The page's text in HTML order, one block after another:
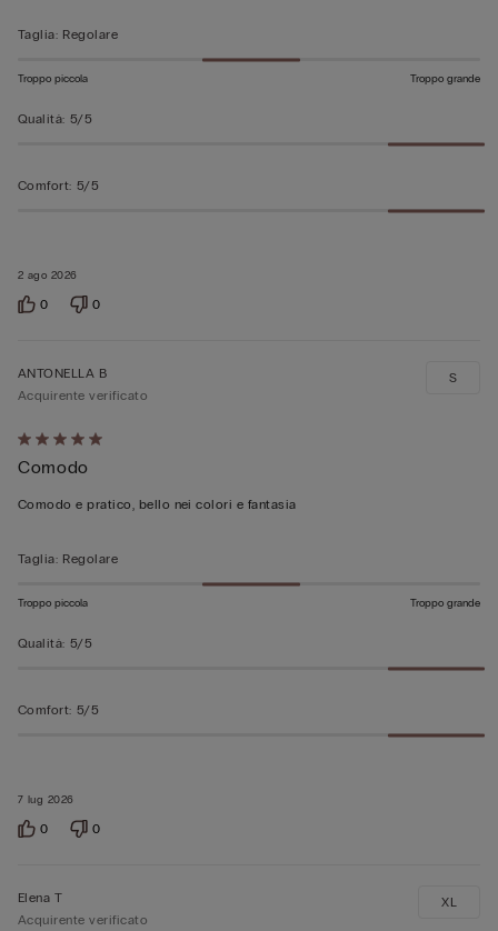
2 ago 2026
Taglia: Regolare
Troppo piccola Troppo grande
Qualità: 5/5
Comfort: 5/5
0 0
Valutato
5
su
7 lug 2026
ANTONELLA B
Acquirente verificato
Comodo
Comodo e pratico, bello nei colori e fantasia
S
Taglia: Regolare
Troppo piccola Troppo grande
Qualità: 5/5
Comfort: 5/5
0 0
Elena T
Acquirente verificato
XL